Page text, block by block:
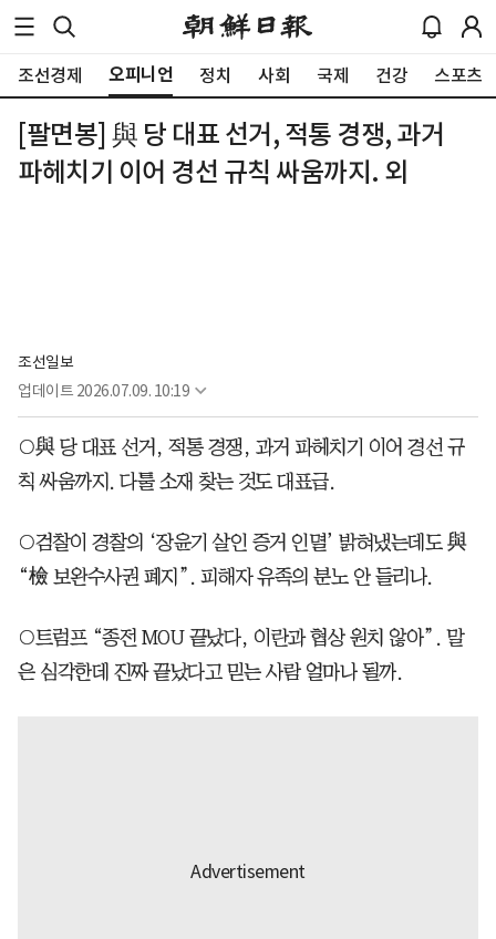
조선경제 오피니언 정치 사회 국제 건강 스포츠
[팔면봉] 與 당 대표 선거, 적통 경쟁, 과거
파헤치기 이어 경선 규칙 싸움까지. 외
조선일보
업데이트 2026.07.09. 10:19
○與 당 대표 선거, 적통 경쟁, 과거 파헤치기 이어 경선 규
칙 싸움까지. 다툴 소재 찾는 것도 대표급.
○검찰이 경찰의 ‘장윤기 살인 증거 인멸’ 밝혀냈는데도 與
“檢 보완수사권 폐지”. 피해자 유족의 분노 안 들리나.
○트럼프 “종전 MOU 끝났다, 이란과 협상 원치 않아”. 말
은 심각한데 진짜 끝났다고 믿는 사람 얼마나 될까.